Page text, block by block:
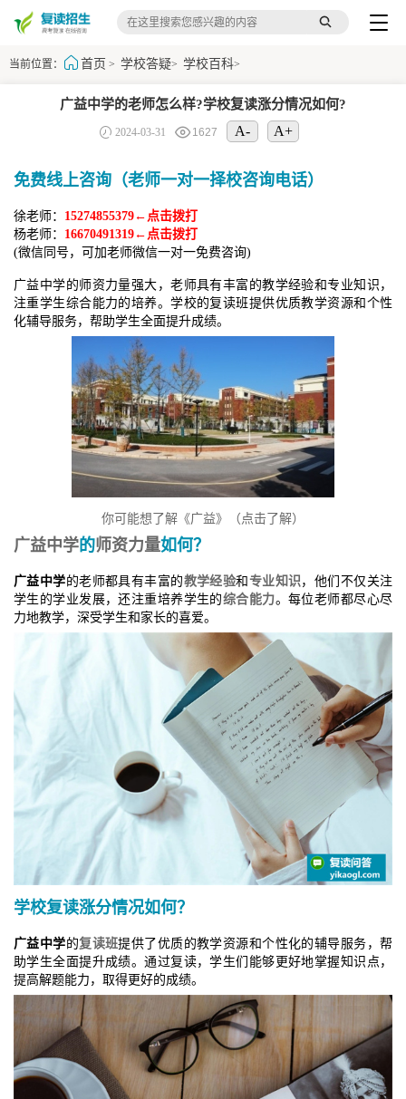
当前位置： 首页 > 学校答疑> 学校百科>
广益中学的老师怎么样?学校复读涨分情况如何?
2024-03-31 1627 A- A+
免费线上咨询（老师一对一择校咨询电话）
徐老师： 15274855379←点击拨打
杨老师： 16670491319←点击拨打
(微信同号，可加老师微信一对一免费咨询)
广益中学的师资力量强大，老师具有丰富的教学经验和专业知识，
注重学生综合能力的培养。学校的复读班提供优质教学资源和个性
化辅导服务，帮助学生全面提升成绩。
你可能想了解《广益》（点击了解）
广益中学的师资力量如何？
广益中学的老师都具有丰富的教学经验和 专业知识 ，他们不仅关注
学生的学业发展，还注重培养学生的综合能力。每位老师都尽心尽
力地教学，深受学生和家长的喜爱。
学校复读涨分情况如何？
广益中学的复读班提供了优质的教学资源和个性化的辅导服务，帮
助学生全面提升成绩。通过复读，学生们能够更好地掌握知识点，
提高解题能力，取得更好的成绩。